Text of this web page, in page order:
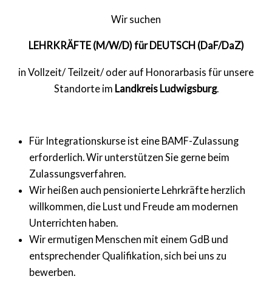
Wir suchen
LEHRKRÄFTE (M/W/D)für DEUTSCH (DaF/DaZ)
in Vollzeit/ Teilzeit/ oder auf Honorarbasis für unsere
Standorte im Landkreis Ludwigsburg.
Für Integrationskurse ist eine BAMF-Zulassung
erforderlich.Wir unterstützen Sie gerne beim
Zulassungsverfahren.
Wir heißen auch pensionierte Lehrkräfte herzlich
willkommen, die Lust und Freude am modernen
Unterrichten haben.
Wir ermutigen Menschen mit einem GdB und
entsprechender Qualifikation, sich bei uns zu
bewerben.